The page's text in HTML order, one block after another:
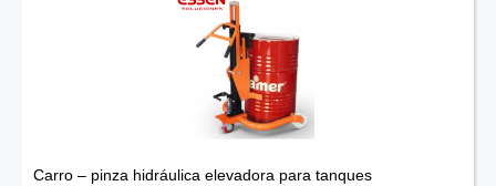
Carro – pinza hidráulica elevadora para tanques